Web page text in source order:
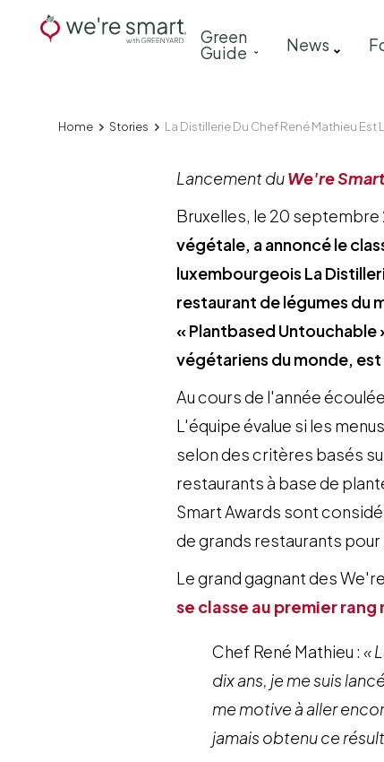
Main
navigation
Green
Guide News
Breadcrumb
Home Stories La Distillerie Du Chef René Mathieu
Lancement duWe're
Bruxelles, le 20 septembre
végétale, a annoncé le
luxembourgeois La
restaurant de légumes du
« Plantbased Untouchable
végétariens du monde,
Au cours de l'année
L'équipe évalue si les
selon des critères basés
restaurants à base de
Smart Awards sont
de grands restaurants
Le grand gagnant des
se classe au premier rang
Chef René Mathieu : «
dix ans, je me suis
me motive à aller
jamais obtenu ce